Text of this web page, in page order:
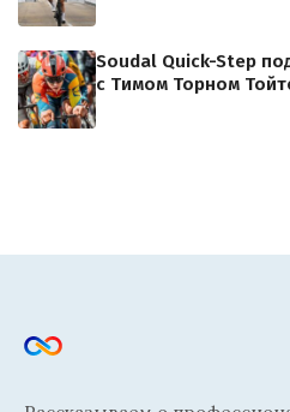
Soudal Quick-Step
с Тимом Торном